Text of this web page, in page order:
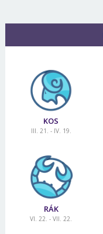
KOS
III. 21. - IV. 19.
RÁK
VI. 22. - VII. 22.